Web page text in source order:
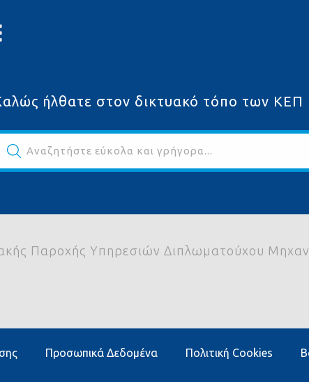
ήλθατε στον δικτυακό τόπο των ΚΕΠ
Αναζητήστε εύκολα και γρήγορα...
Παροχής Υπηρεσιών Διπλωματούχου
Προσωπικά Δεδομένα Πολιτική Cookies